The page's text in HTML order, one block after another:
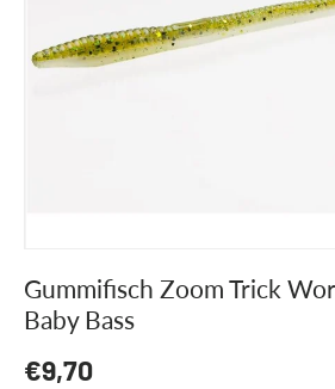
Gummifisch Zoom Trick
Baby Bass
Normaler Preis
€9,70